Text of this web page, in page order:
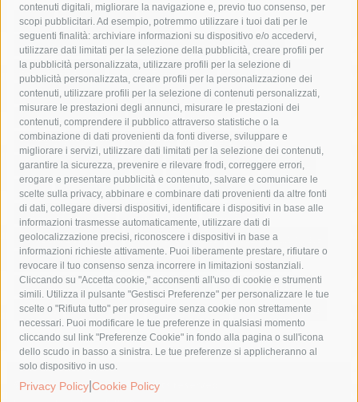
contenuti digitali, migliorare la navigazione e, previo tuo consenso, per
scopi pubblicitari. Ad esempio, potremmo utilizzare i tuoi dati per le
seguenti finalità: archiviare informazioni su dispositivo e/o accedervi,
utilizzare dati limitati per la selezione della pubblicità, creare profili per
la pubblicità personalizzata, utilizzare profili per la selezione di
pubblicità personalizzata, creare profili per la personalizzazione dei
contenuti, utilizzare profili per la selezione di contenuti personalizzati,
misurare le prestazioni degli annunci, misurare le prestazioni dei
contenuti, comprendere il pubblico attraverso statistiche o la
combinazione di dati provenienti da fonti diverse, sviluppare e
migliorare i servizi, utilizzare dati limitati per la selezione dei contenuti,
garantire la sicurezza, prevenire e rilevare frodi, correggere errori,
erogare e presentare pubblicità e contenuto, salvare e comunicare le
scelte sulla privacy, abbinare e combinare dati provenienti da altre fonti
di dati, collegare diversi dispositivi, identificare i dispositivi in base alle
informazioni trasmesse automaticamente, utilizzare dati di
geolocalizzazione precisi, riconoscere i dispositivi in base a
informazioni richieste attivamente. Puoi liberamente prestare, rifiutare o
revocare il tuo consenso senza incorrere in limitazioni sostanziali.
Cliccando su "Accetta cookie," acconsenti all'uso di cookie e strumenti
simili. Utilizza il pulsante "Gestisci Preferenze" per personalizzare le tue
scelte o "Rifiuta tutto" per proseguire senza cookie non strettamente
necessari. Puoi modificare le tue preferenze in qualsiasi momento
cliccando sul link "Preferenze Cookie" in fondo alla pagina o sull'icona
dello scudo in basso a sinistra. Le tue preferenze si applicheranno al
solo dispositivo in uso.
Privacy Policy Cookie Policy
acqua allerta meteo
anas
area marina protetta di punta campanella
arresto
Asl Napoli 3 sud
capitaneria di porto capri
carabinieri
castellammare di stabia
circumvesuviana
comune di sorrento
concerto
contagi
costiera amalfitana
covid-19 eav
elezioni
fondazione sorrento
gori guardia costiera
incidente
lavori
lorenzo balducelli mare
massa lubrense
massimo coppola
Meta napoli
ordinanza
penisola sorrentina
piano di sorrento
polizia municipale
protezione civile
Regione Campania
sant'agnello
sindaco cuomo
sorrento studenti temporali
treni
turismo
Vico Equense villa fiorentino vincenzo de luca
© 2015 SorrentoPress. All rights reserved.